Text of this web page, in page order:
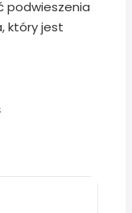
podwieszenia
który jest